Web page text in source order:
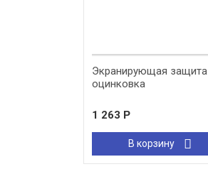
Экранирующая защита
оцинковка
1 263 Р
В корзину